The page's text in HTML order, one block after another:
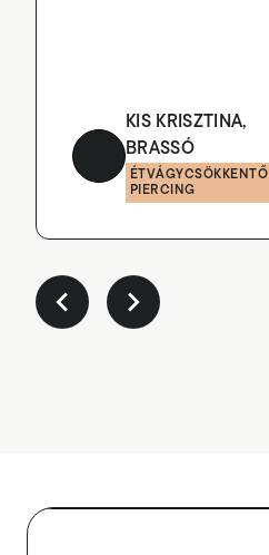
KIS KRISZTINA,
BRASSÓ
ÉTVÁGYCSÖKKENTŐ
PIERCING